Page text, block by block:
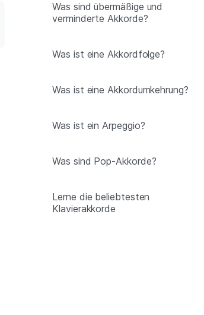
Was sind übermäßige und
verminderte Akkorde?
Was ist eine Akkordfolge?
Was ist eine Akkordumkehrung?
Was ist ein Arpeggio?
Was sind Pop-Akkorde?
Lerne die beliebtesten
Klavierakkorde